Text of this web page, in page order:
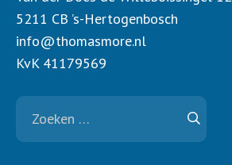
5211 CB ’s-Hertogenbosch
info@thomasmore.nl
KvK 41179569
Zoeken
naar: